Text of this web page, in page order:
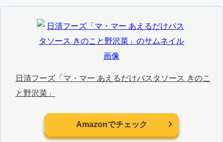
日清フーズ「マ・マー あえるだけパスタソース きのこ
と野沢菜」
Amazonでチェック